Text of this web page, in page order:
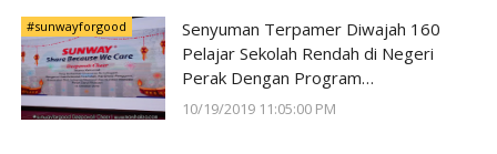
#sunwayforgood
Senyuman Terpamer Diwajah 160
Pelajar Sekolah Rendah di Negeri
Perak Dengan Program
#SunwayForGood Deepavali Cheer di
10/19/2019 11:05:00 PM